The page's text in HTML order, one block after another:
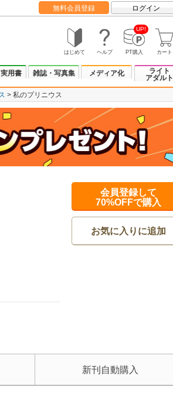
無料会員登録 ログイン
はじめて ヘルプ
UP!
PT購入 カート
用書 雑誌・写真集 メディア化
ライト
アダルト
私のプリニウス
会員登録して
70%OFFで購入
お気に入りに追加
新刊自動購入